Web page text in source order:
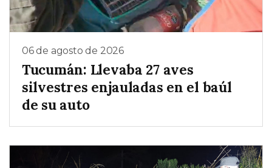
06 de agosto de 2026
Tucumán: Llevaba 27 aves
silvestres enjauladas en el baúl
de su auto